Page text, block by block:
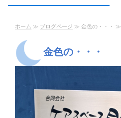
ホーム ≫ ブログページ ≫ 金色の・・・ ≫
金色の・・・